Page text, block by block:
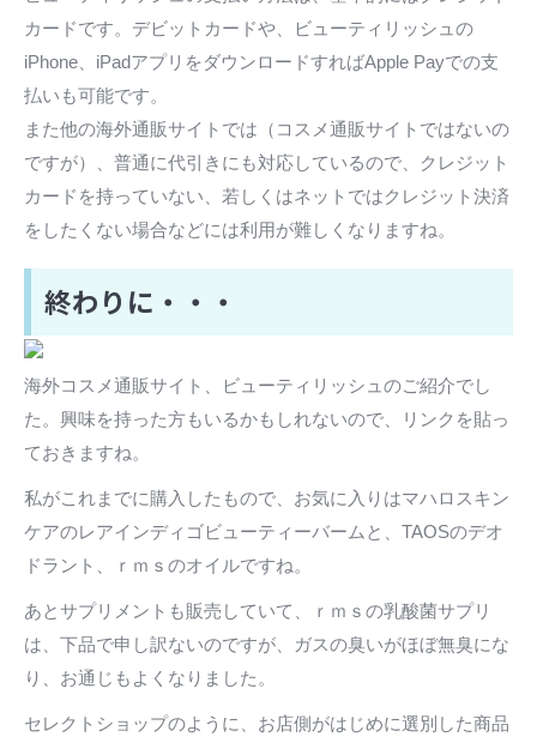
カードです。デビットカードや、ビューティリッシュの
iPhone、iPadアプリをダウンロードすればApple Payでの支
払いも可能です。
また他の海外通販サイトでは（コスメ通販サイトではないの
ですが）、普通に代引きにも対応しているので、クレジット
カードを持っていない、若しくはネットではクレジット決済
をしたくない場合などには利用が難しくなりますね。
終わりに・・・
海外コスメ通販サイト、ビューティリッシュのご紹介でし
た。興味を持った方もいるかもしれないので、リンクを貼っ
ておきますね。
私がこれまでに購入したもので、お気に入りはマハロスキン
ケアのレアインディゴビューティーバームと、TAOSのデオ
ドラント、ｒｍｓのオイルですね。
あとサプリメントも販売していて、ｒｍｓの乳酸菌サプリ
は、下品で申し訳ないのですが、ガスの臭いがほぼ無臭にな
り、お通じもよくなりました。
セレクトショップのように、お店側がはじめに選別した商品